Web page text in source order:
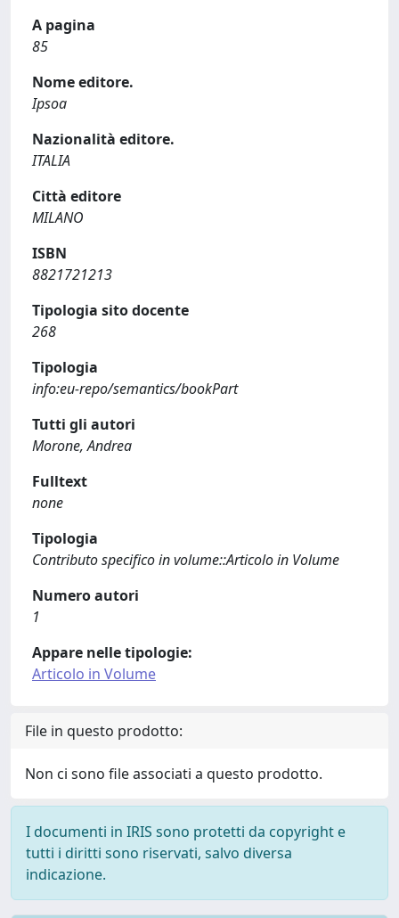
A pagina
85
Nome editore.
Ipsoa
Nazionalità editore.
ITALIA
Città editore
MILANO
ISBN
8821721213
Tipologia sito docente
268
Tipologia
info:eu-repo/semantics/bookPart
Tutti gli autori
Morone, Andrea
Fulltext
none
Tipologia
Contributo specifico in volume::Articolo in Volume
Numero autori
1
Appare nelle tipologie:
Articolo in Volume
File in questo prodotto:
Non ci sono file associati a questo prodotto.
I documenti in IRIS sono protetti da copyright e
tutti i diritti sono riservati, salvo diversa
indicazione.